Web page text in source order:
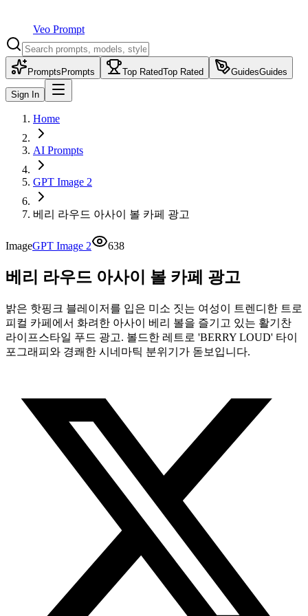
Veo Prompt
Prompts Prompts Top RatedTop Rated GuidesGuides
Sign In
Home
AI Prompts
GPT Image 2
베리 라우드 아사이 볼 카페 광고
ImageGPT Image 2 638
베리 라우드 아사이 볼 카페 광고
밝은 핫핑크 블레이저를 입은 미소 짓는 여성이 트렌디한 트로
피컬 카페에서 화려한 아사이 베리 볼을 즐기고 있는 활기찬
라이프스타일 푸드 광고. 볼드한 레트로 'BERRY LOUD' 타이
포그래피와 경쾌한 시네마틱 분위기가 돋보입니다.